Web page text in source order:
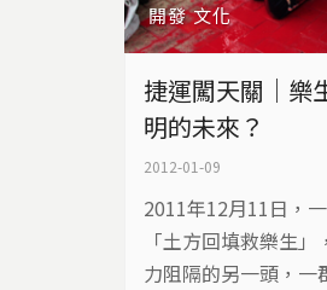
開發 文化
捷運闖天關｜樂
明的未來？
2012-01-09
2011年12月11日，
「土方回填救樂生
力阻隔的另一頭，一